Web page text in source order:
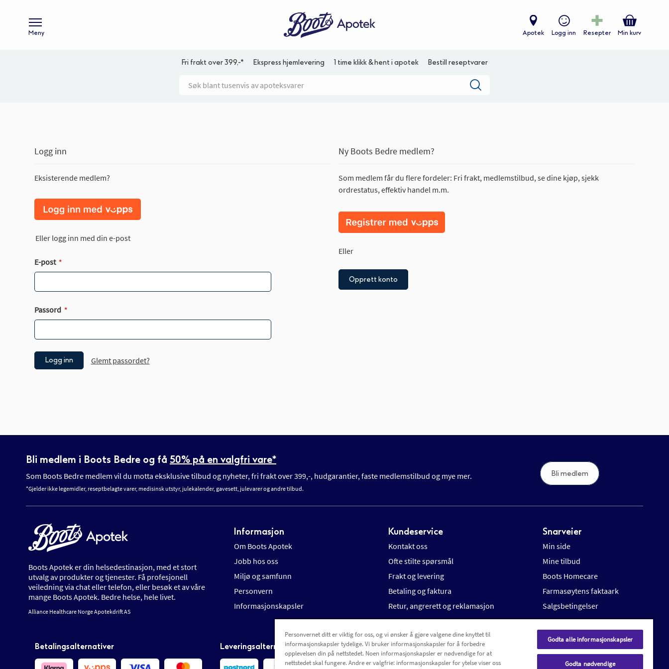
Meny Apotek Logg inn Resepter Min kurv
Fri frakt over 399,-* Ekspress hjemlevering 1 time klikk & hent i apotek Bestill reseptvarer
Logg inn
Eksisterende medlem?
Eller logg inn med din e-post
E-post
Passord
Logg inn Glemt passordet?
Ny Boots Bedre medlem?
Som medlem får du flere fordeler: Fri frakt, medlemstilbud, se dine kjøp, sjekk
ordrestatus, effektiv handel m.m.
Eller
Opprett konto
Bli medlem i Boots Bedre og få 50% på en valgfri vare*
Som Boots Bedre medlem vil du motta eksklusive tilbud og nyheter, fri frakt over 399,-, hudgarantier, faste medlemstilbud og mye mer.
*Gjelder ikke legemidler, reseptbelagte varer, medisinsk utstyr, julekalender, gavesett, julevarer og andre tilbud.
Bli medlem
Boots Apotek er din helsedestinasjon, med et stort
utvalg av produkter og tjenester. Få profesjonell
veiledning via chat eller telefon, eller besøk et av våre
mange Boots Apotek. Bedre helse, hele livet.
Alliance Healthcare Norge Apotekdrift AS
Informasjon
Om Boots Apotek
Jobb hos oss
Miljø og samfunn
Personvern
Informasjonskapsler
Kundeservice
Kontakt oss
Ofte stilte spørsmål
Frakt og levering
Betaling og faktura
Retur, angrerett og reklamasjon
Snarveier
Min side
Mine tilbud
Boots Homecare
Farmasøytens faktaark
Salgsbetingelser
Betalingsalternativer Leveringsalternativer
Personvernet ditt er viktig for oss, og vi ønsker å gjøre valgene dine knyttet til
informasjonskapsler tydelige. Vi bruker informasjonskapsler for å forbedre
opplevelsen din på nettstedet. Noen informasjonskapsler er nødvendige for at
nettstedet skal fungere. Andre er valgfrie: informasjonskapsler for ytelse viser oss
Godta alle informasjonskapsler
Godta nødvendige